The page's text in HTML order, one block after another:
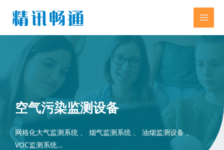
空气污染监测设备
网格化大气监测系统 、 烟气监测系统 、 油烟监测设备 、
VOC监测系统…